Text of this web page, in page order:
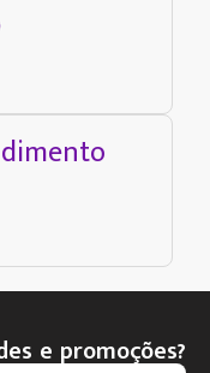
e promoções?